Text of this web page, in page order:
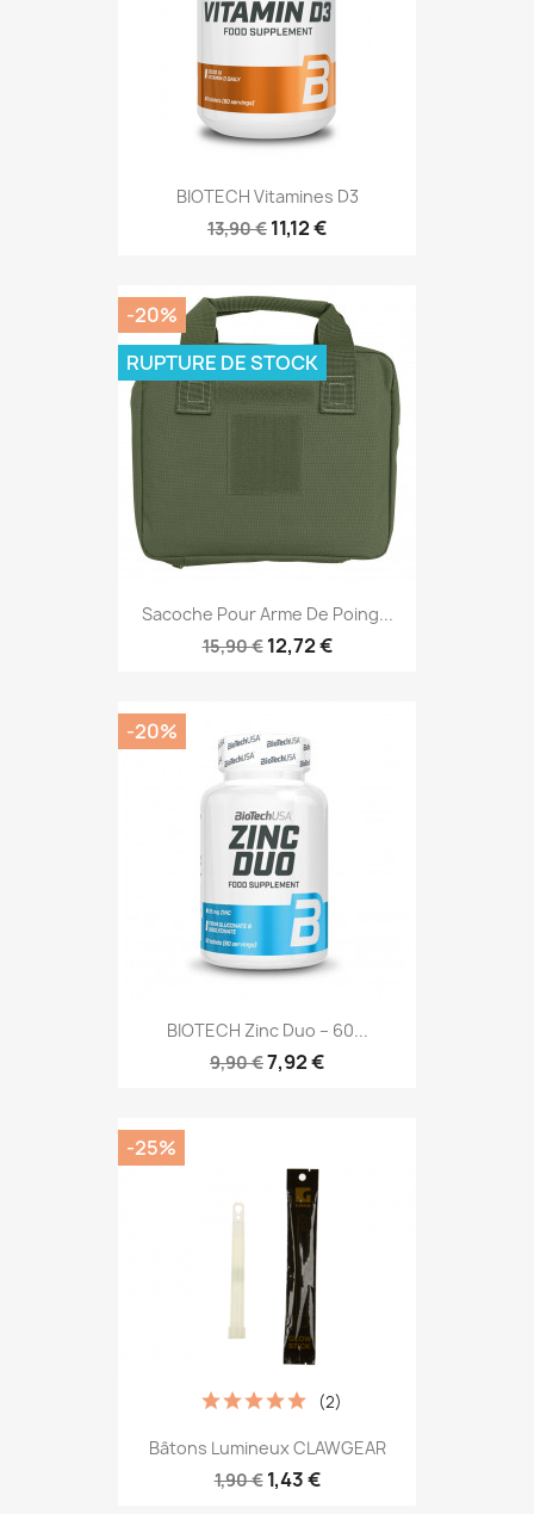
BIOTECH Vitamines D3
13,90 € 11,12 €
Sacoche Pour Arme De Poing...
15,90 € 12,72 €
-20%
RUPTURE DE STOCK
BIOTECH Zinc Duo – 60...
9,90 €7,92 €
-20%
Bâtons Lumineux CLAWGEAR
1,90 € 1,43 €
(2)
-25%